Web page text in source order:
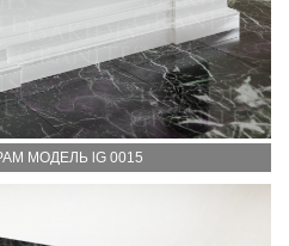
МОДЕЛЬ lG 0015